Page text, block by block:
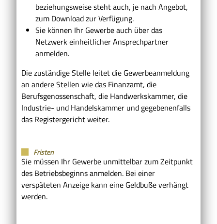
beziehungsweise steht auch, je nach Angebot,
zum Download zur Verfügung.
Sie können Ihr Gewerbe auch über das
Netzwerk einheitlicher Ansprechpartner
anmelden.
Die zuständige Stelle leitet die Gewerbeanmeldung
an andere Stellen wie das Finanzamt, die
Berufsgenossenschaft, die Handwerkskammer, die
Industrie- und Handelskammer und gegebenenfalls
das Registergericht weiter.
Fristen
Sie müssen Ihr Gewerbe unmittelbar zum Zeitpunkt
des Betriebsbeginns anmelden. Bei einer
verspäteten Anzeige kann eine Geldbuße verhängt
werden.